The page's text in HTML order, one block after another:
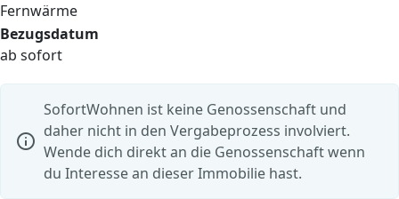
Fernwärme
Bezugsdatum
ab sofort
info
SofortWohnen ist keine Genossenschaft und
daher nicht in den Vergabeprozess involviert.
Wende dich direkt an die Genossenschaft wenn
du Interesse an dieser Immobilie hast.